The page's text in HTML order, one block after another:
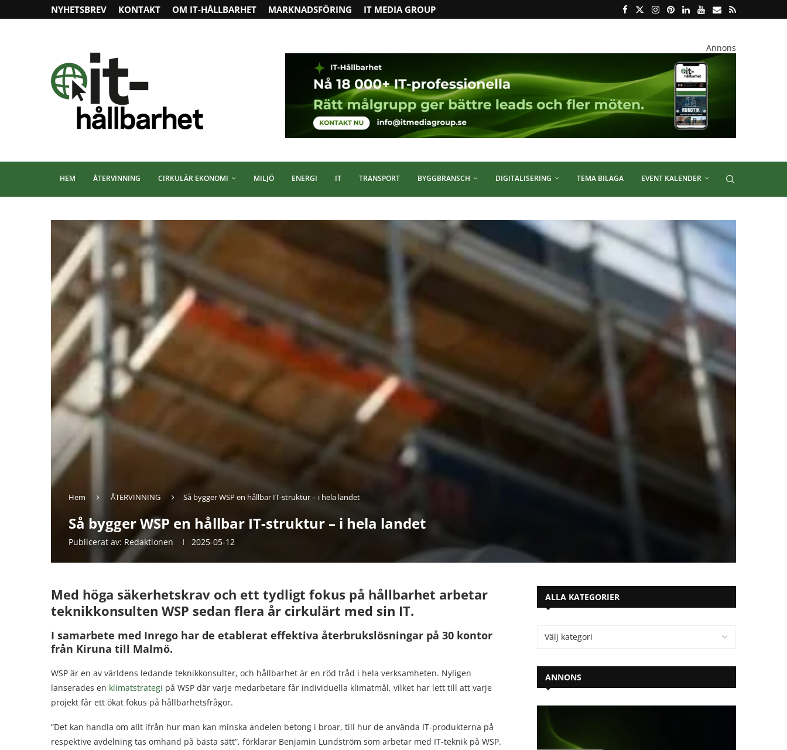
NYHETSBREV KONTAKT OM IT-HÅLLBARHET MARKNADSFÖRING IT MEDIA GROUP
Annons
HEM ÅTERVINNING CIRKULÄR EKONOMI MILJÖ ENERGI IT TRANSPORT BYGGBRANSCH DIGITALISERING TEMA BILAGA EVENT KALENDER
Hem ÅTERVINNING Så bygger WSP en hållbar IT-struktur – i hela landet
Så bygger WSP en hållbar IT-struktur – i hela landet
Publicerat av: Redaktionen 2025-05-12
Med höga säkerhetskrav och ett tydligt fokus på hållbarhet arbetar
teknikkonsulten WSP sedan flera år cirkulärt med sin IT.
I samarbete med Inrego har de etablerat effektiva återbrukslösningar på 30 kontor
från Kiruna till Malmö.
WSP är en av världens ledande teknikkonsulter, och hållbarhet är en röd tråd i hela verksamheten. Nyligen
lanserades en klimatstrategi på WSP där varje medarbetare får individuella klimatmål, vilket har lett till att varje
projekt får ett ökat fokus på hållbarhetsfrågor.
”Det kan handla om allt ifrån hur man kan minska andelen betong i broar, till hur de använda IT-produkterna på
respektive avdelning tas omhand på bästa sätt”, förklarar Benjamin Lundström som arbetar med IT-teknik på WSP.
ALLA KATEGORIER
ANNONS